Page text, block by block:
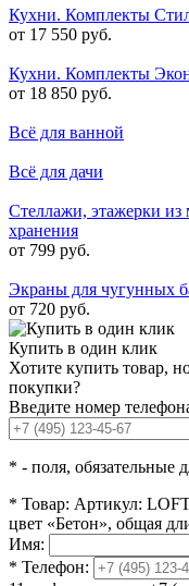
Кухни. Комплекты
от 17 550 руб.
Кухни. Комплекты
от 18 850 руб.
Всё для ванной
Всё для дачи
Стеллажи, этажерки из
хранения
от 799 руб.
Экраны для чугунных
от 720 руб.
Купить в один клик
Хотите купить товар,
покупки?
Введите номер
* - поля, обязательные
* Товар: Артикул:
цвет «Бетон», общая
Имя:
* Телефон: